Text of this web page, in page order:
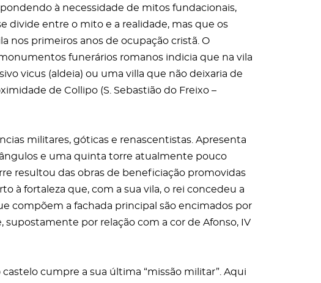
à necessidade de mitos fundacionais,
divide entre o mito e a realidade, mas que os
nos primeiros anos de ocupação cristã. O
funerários romanos indicia que na vila
vicus (aldeia) ou uma villa que não deixaria de
de Collipo (S. Sebastião do Freixo –
militares, góticas e renascentistas. Apresenta
e uma quinta torre atualmente pouco
resultou das obras de beneficiação promovidas
à fortaleza que, com a sua vila, o rei concedeu a
compõem a fachada principal são encimados por
por relação com a cor de Afonso, IV
cumpre a sua última “missão militar”. Aqui